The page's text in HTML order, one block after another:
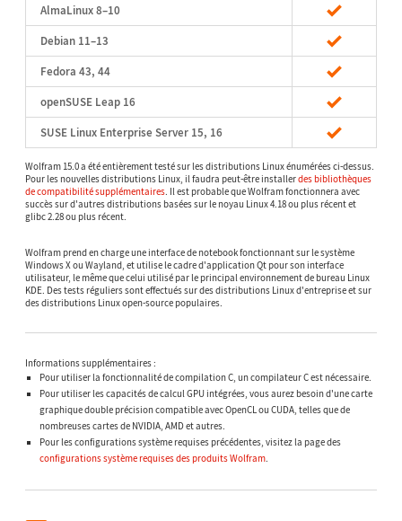
AlmaLinux 8–10
Debian 11–13
Fedora 43, 44
openSUSE Leap 16
SUSE Linux Enterprise Server 15, 16
Wolfram 15.0 a été entièrement testé sur les distributions Linux énumérées ci-dessus.
Pour les nouvelles distributions Linux, il faudra peut-être installerdes bibliothèques
de compatibilité supplémentaires. Il est probable que Wolfram fonctionnera avec
succès sur d'autres distributions basées sur le noyau Linux 4.18 ou plus récent et
glibc 2.28 ou plus récent.
Wolfram prend en charge une interface de notebook fonctionnant sur le système
Windows X ou Wayland, et utilise le cadre d'application Qt pour son interface
utilisateur, le même que celui utilisé par le principal environnement de bureau Linux
KDE. Des tests réguliers sont effectués sur des distributions Linux d'entreprise et sur
des distributions Linux open-source populaires.
Informations supplémentaires :
Pour utiliser la fonctionnalité de compilation C, un compilateur C est nécessaire.
Pour utiliser les capacités de calcul GPU intégrées, vous aurez besoin d'une carte
graphique double précision compatible avec OpenCL ou CUDA, telles que de
nombreuses cartes de NVIDIA, AMD et autres.
Pour les configurations système requises précédentes, visitez la page des
configurations système requises des produits Wolfram.